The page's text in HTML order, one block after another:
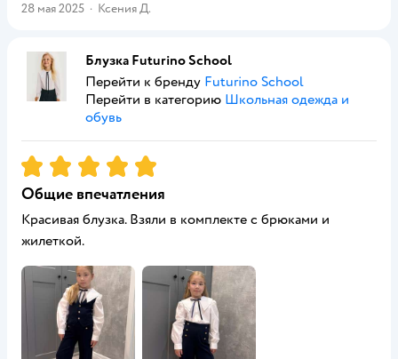
28 мая 2025 · Ксения Д.
Блузка Futurino School
Перейти к бренду Futurino School
Перейти в категорию Школьная одежда и
обувь
Рейтинг:5
Общие впечатления
Красивая блузка. Взяли в комплекте с брюками и
жилеткой.